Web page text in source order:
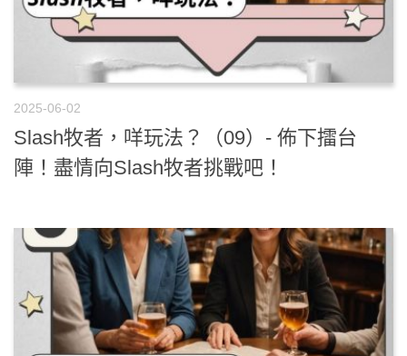
2025-06-02
Slash牧者，咩玩法？（09）- 佈下擂台
陣！盡情向Slash牧者挑戰吧！